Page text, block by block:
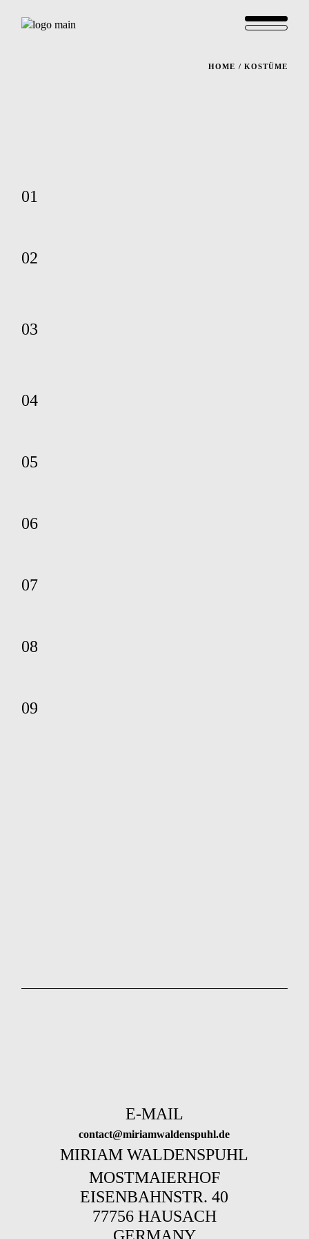
HOME KOSTÜME
01
02
03
04
05
06
07
08
09
E-MAIL
contact@miriamwaldenspuhl.de
MIRIAM WALDENSPUHL
MOSTMAIERHOF
EISENBAHNSTR. 40
77756 HAUSACH